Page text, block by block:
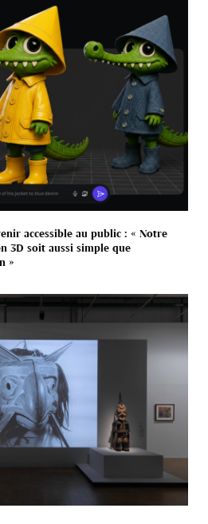
accessible au public : « Notre
3D soit aussi simple que
»